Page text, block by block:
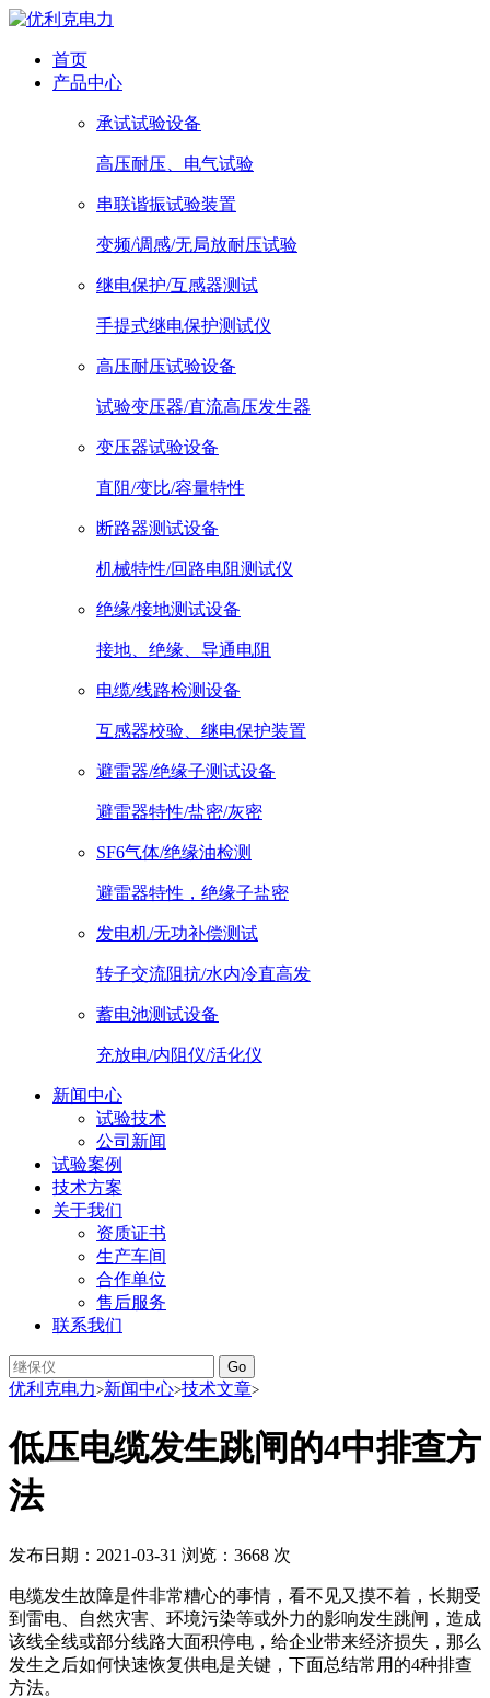
首页
产品中心
承试试验设备
高压耐压、电气试验
串联谐振试验装置
变频/调感/无局放耐压试验
继电保护/互感器测试
手提式继电保护测试仪
高压耐压试验设备
试验变压器/直流高压发生器
变压器试验设备
直阻/变比/容量特性
断路器测试设备
机械特性/回路电阻测试仪
绝缘/接地测试设备
接地、绝缘、导通电阻
电缆/线路检测设备
互感器校验、继电保护装置
避雷器/绝缘子测试设备
避雷器特性/盐密/灰密
SF6气体/绝缘油检测
避雷器特性，绝缘子盐密
发电机/无功补偿测试
转子交流阻抗/水内冷直高发
蓄电池测试设备
充放电/内阻仪/活化仪
新闻中心
试验技术
公司新闻
试验案例
技术方案
关于我们
资质证书
生产车间
合作单位
售后服务
联系我们
Go
优利克电力>新闻中心>技术文章>
低压电缆发生跳闸的4中排查方
法
发布日期：2021-03-31 浏览：3668 次
电缆发生故障是件非常糟心的事情，看不见又摸不着，长期受
到雷电、自然灾害、环境污染等或外力的影响发生跳闸，造成
该线全线或部分线路大面积停电，给企业带来经济损失，那么
发生之后如何快速恢复供电是关键，下面总结常用的4种排查
方法。